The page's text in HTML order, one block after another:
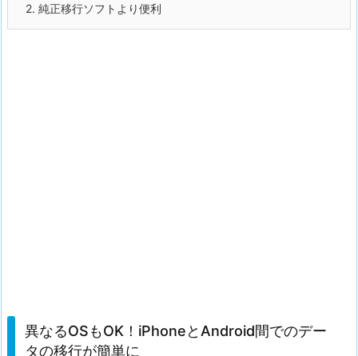
2. 純正移行ソフトより便利
異なるOSもOK！iPhoneとAndroid間でのデー
タの移行が簡単に